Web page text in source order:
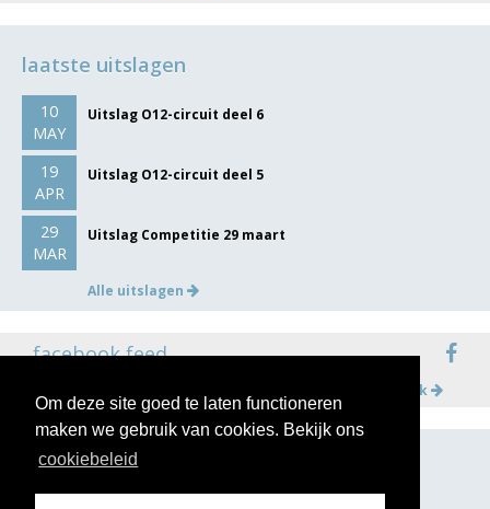
Om deze site goed te laten functioneren
maken we gebruik van cookies. Bekijk ons
cookiebeleid
laatste uitslagen
10
MAY
Uitslag O12-circuit deel 6
19
APR
Uitslag O12-circuit deel 5
29
MAR
Uitslag Competitie 29 maart
Alle uitslagen
facebook feed
Meer op facebook
volg ons op